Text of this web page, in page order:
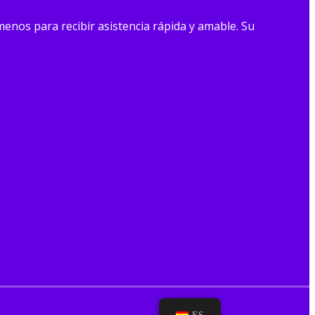
para recibir asistencia rápida y amable. Su